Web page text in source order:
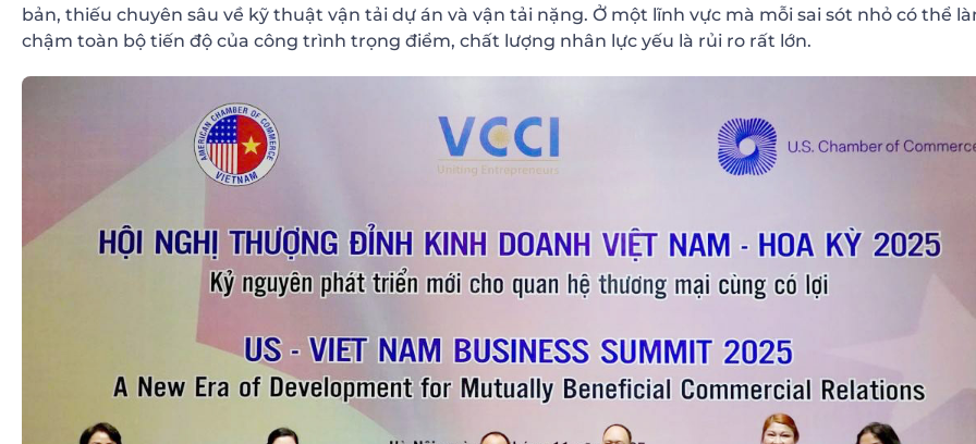
bản, thiếu chuyên sâu về kỹ thuật vận tải dự án và vận tải nặng. Ở một lĩnh vực mà mỗi sai sót nhỏ có thể
chậm toàn bộ tiến độ của công trình trọng điểm, chất lượng nhân lực yếu là rủi ro rất lớn.